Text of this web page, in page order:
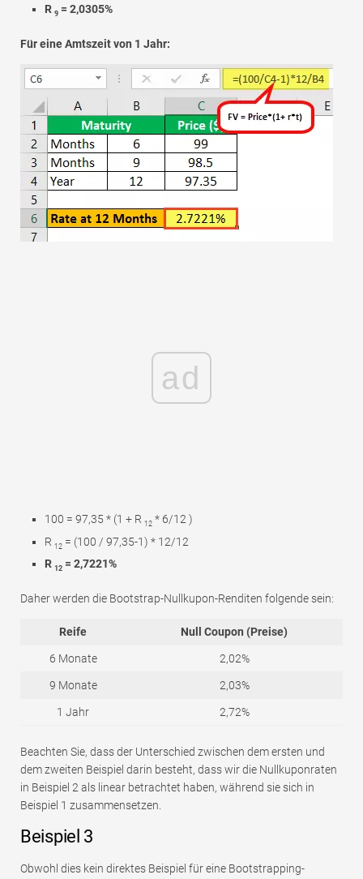
R 9 = 2,0305%
Für eine Amtszeit von 1 Jahr:
ad
100 = 97,35 * (1 + R 12 * 6/12 )
R 12 = (100 / 97,35-1) * 12/12
R 12 = 2,7221%
Daher werden die Bootstrap-Nullkupon-Renditen folgende sein:
Reife Null Coupon (Preise)
6 Monate 2,02%
9 Monate 2,03%
1 Jahr 2,72%
Beachten Sie, dass der Unterschied zwischen dem ersten und
dem zweiten Beispiel darin besteht, dass wir die Nullkuponraten
in Beispiel 2 als linear betrachtet haben, während sie sich in
Beispiel 1 zusammensetzen.
Beispiel 3
Obwohl dies kein direktes Beispiel für eine Bootstrapping-